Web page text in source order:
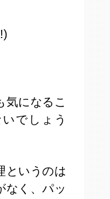
気になるこ
でしょう
というのは
なく、パッ